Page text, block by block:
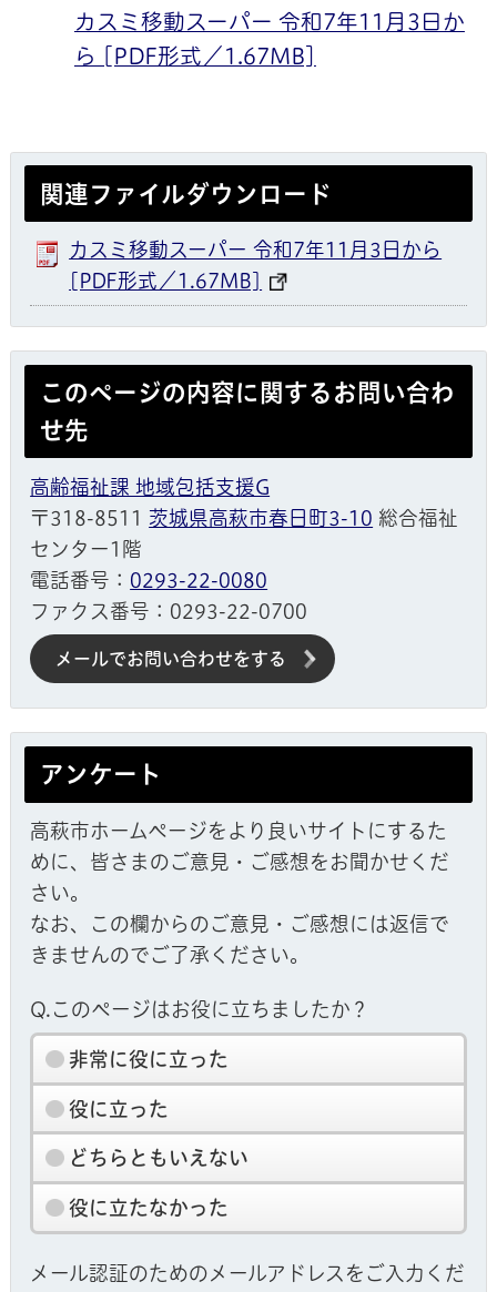
カスミ移動スーパー 令和7年11月3日か
ら [PDF形式／1.67MB]
関連ファイルダウンロード
カスミ移動スーパー 令和7年11月3日から
[PDF形式／1.67MB]
このページの内容に関するお問い合わ
せ先
高齢福祉課 地域包括支援G
〒318-8511 茨城県高萩市春日町3-10 総合福祉
センター1階
電話番号： 0293-22-0080
ファクス番号：0293-22-0700
メールでお問い合わせをする
アンケート
高萩市ホームページをより良いサイトにするた
めに、皆さまのご意見・ご感想をお聞かせくだ
さい。
なお、この欄からのご意見・ご感想には返信で
きませんのでご了承ください。
Q.このページはお役に立ちましたか？
非常に役に立った
役に立った
どちらともいえない
役に立たなかった
メール認証のためのメールアドレスをご入力くだ